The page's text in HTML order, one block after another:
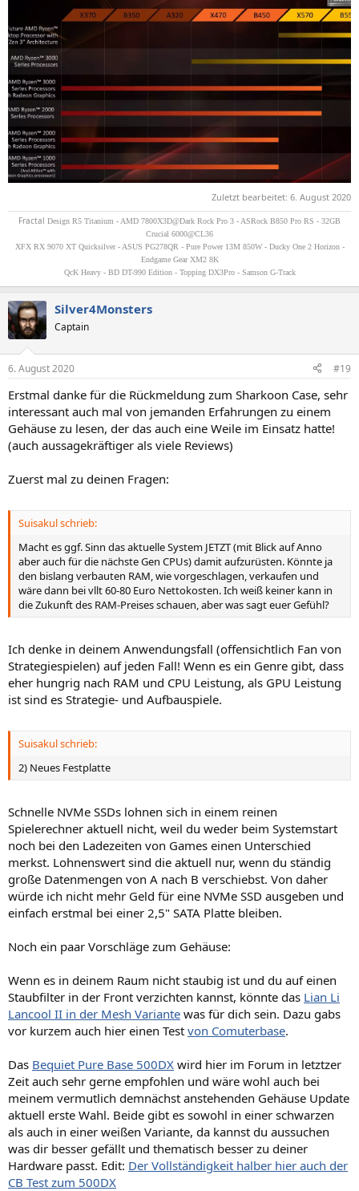
Zuletzt bearbeitet: 6. August 2020
Fractal Design R5 Titanium - AMD 7800X3D@Dark Rock Pro 3 - ASRock B850 Pro RS - 32GB
Crucial 6000@CL36
XFX RX 9070 XT Quicksilver - ASUS PG278QR - Pure Power 13M 850W - Ducky One 2 Horizon -
Endgame Gear XM2 8K
QcK Heavy - BD DT-990 Edition - Topping DX3Pro - Samson G-Track
Silver4Monsters
Captain
6. August 2020 #19
Erstmal danke für die Rückmeldung zum Sharkoon Case, sehr
interessant auch mal von jemanden Erfahrungen zu einem
Gehäuse zu lesen, der das auch eine Weile im Einsatz hatte!
(auch aussagekräftiger als viele Reviews)
Zuerst mal zu deinen Fragen:
Suisakul schrieb:
Macht es ggf. Sinn das aktuelle System JETZT (mit Blick auf Anno
aber auch für die nächste Gen CPUs) damit aufzurüsten. Könnte ja
den bislang verbauten RAM, wie vorgeschlagen, verkaufen und
wäre dann bei vllt 60-80 Euro Nettokosten. Ich weiß keiner kann in
die Zukunft des RAM-Preises schauen, aber was sagt euer Gefühl?
Ich denke in deinem Anwendungsfall (offensichtlich Fan von
Strategiespielen) auf jeden Fall! Wenn es ein Genre gibt, dass
eher hungrig nach RAM und CPU Leistung, als GPU Leistung
ist sind es Strategie- und Aufbauspiele.
Suisakul schrieb:
2) Neues Festplatte
Schnelle NVMe SSDs lohnen sich in einem reinen
Spielerechner aktuell nicht, weil du weder beim Systemstart
noch bei den Ladezeiten von Games einen Unterschied
merkst. Lohnenswert sind die aktuell nur, wenn du ständig
große Datenmengen von A nach B verschiebst. Von daher
würde ich nicht mehr Geld für eine NVMe SSD ausgeben und
einfach erstmal bei einer 2,5" SATA Platte bleiben.
Noch ein paar Vorschläge zum Gehäuse:
Wenn es in deinem Raum nicht staubig ist und du auf einen
Staubfilter in der Front verzichten kannst, könnte das Lian Li
Lancool II in der Mesh Variante was für dich sein. Dazu gabs
vor kurzem auch hier einen Test von Comuterbase.
Das Bequiet Pure Base 500DX wird hier im Forum in letztzer
Zeit auch sehr gerne empfohlen und wäre wohl auch bei
meinem vermutlich demnächst anstehenden Gehäuse Update
aktuell erste Wahl. Beide gibt es sowohl in einer schwarzen
als auch in einer weißen Variante, da kannst du aussuchen
was dir besser gefällt und thematisch besser zu deiner
Hardware passt. Edit: Der Vollständigkeit halber hier auch der
CB Test zum 500DX